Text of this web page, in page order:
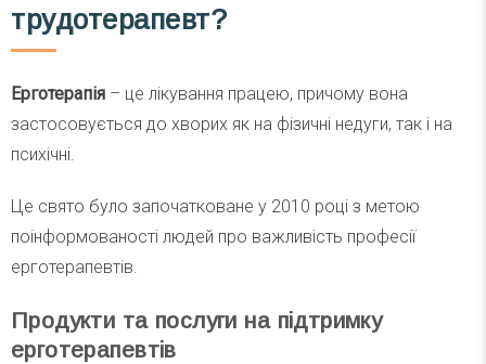
трудотерапевт?
Ерготерапія – це лікування працею, причому вона
застосовується до хворих як на фізичні недуги, так і на
психічні.
Це свято було започатковане у 2010 році з метою
поінформованості людей про важливість професії
ерготерапевтів.
Продукти та послуги на підтримку
ерготерапевтів